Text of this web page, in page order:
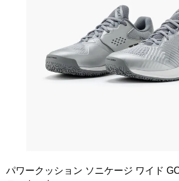
パワークッション ソニケージ ワイド